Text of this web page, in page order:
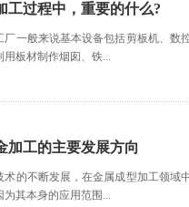
工过程中，重要的什么?
厂一般来说基本设备包括剪板机、数
用板材制作烟囱、铁...
加工的主要发展方向
术的不断发展，在金属成型加工领域
为其本身的应用范围...